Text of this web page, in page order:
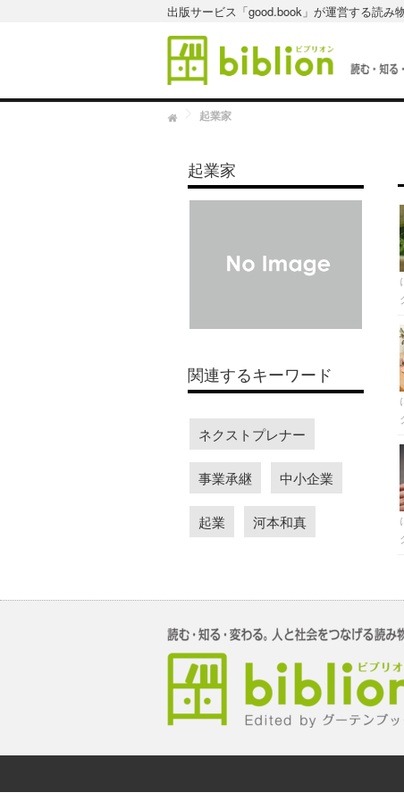
出版サービス「good.book」が運営する読み
起業家
起業家
関連するキーワード
ネクストプレナー
事業承継 中小企業
起業 河本和真